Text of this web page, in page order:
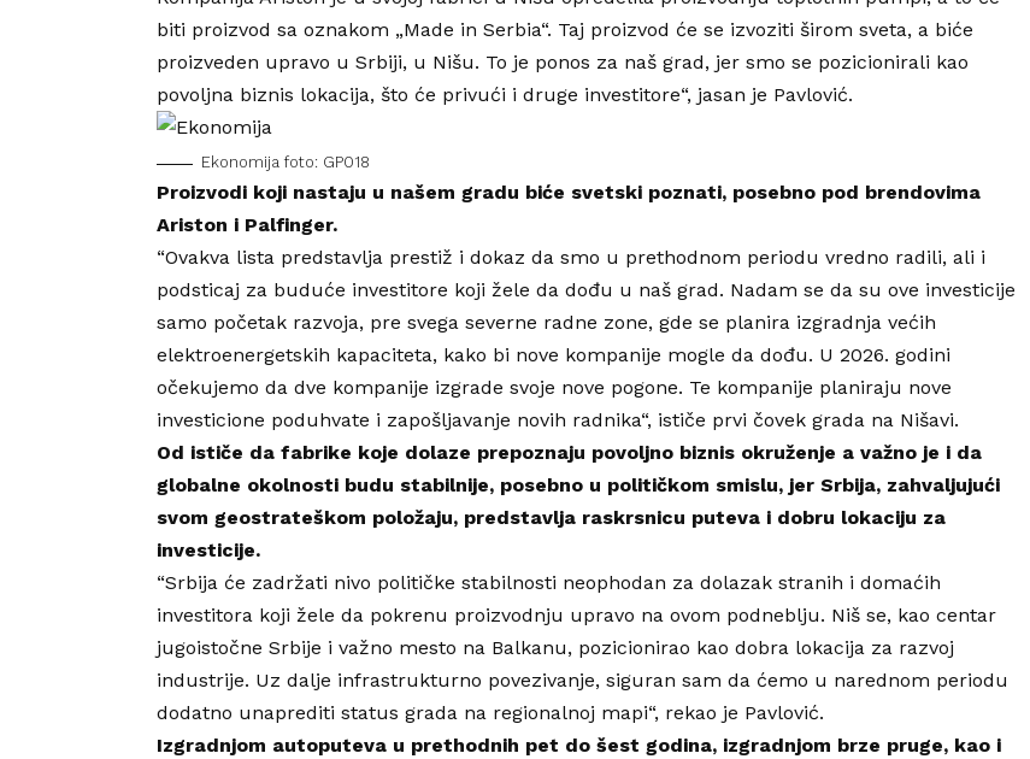
biti proizvod sa oznakom „Made in Serbia“. Taj proizvod će se izvoziti širom sveta, a biće
proizveden upravo u Srbiji, u Nišu. To je ponos za naš grad, jer smo se pozicionirali kao
povoljna biznis lokacija, što će privući i druge investitore“, jasan je Pavlović.
Ekonomija foto: GP018
Proizvodi koji nastaju u našem gradu biće svetski poznati, posebno pod brendovima
Ariston i Palfinger.
“Ovakva lista predstavlja prestiž i dokaz da smo u prethodnom periodu vredno radili, ali i
podsticaj za buduće investitore koji žele da dođu u naš grad. Nadam se da su ove investicije
samo početak razvoja, pre svega severne radne zone, gde se planira izgradnja većih
elektroenergetskih kapaciteta, kako bi nove kompanije mogle da dođu. U 2026. godini
očekujemo da dve kompanije izgrade svoje nove pogone. Te kompanije planiraju nove
investicione poduhvate i zapošljavanje novih radnika“, ističe prvi čovek grada na Nišavi.
Od ističe da fabrike koje dolaze prepoznaju povoljno biznis okruženje a važno je i da
globalne okolnosti budu stabilnije, posebno u političkom smislu, jer Srbija, zahvaljujući
svom geostrateškom položaju, predstavlja raskrsnicu puteva i dobru lokaciju za
investicije.
“Srbija će zadržati nivo političke stabilnosti neophodan za dolazak stranih i domaćih
investitora koji žele da pokrenu proizvodnju upravo na ovom podneblju. Niš se, kao centar
jugoistočne Srbije i važno mesto na Balkanu, pozicionirao kao dobra lokacija za razvoj
industrije. Uz dalje infrastrukturno povezivanje, siguran sam da ćemo u narednom periodu
dodatno unaprediti status grada na regionalnoj mapi“, rekao je Pavlović.
Izgradnjom autoputeva u prethodnih pet do šest godina, izgradnjom brze pruge, kao i